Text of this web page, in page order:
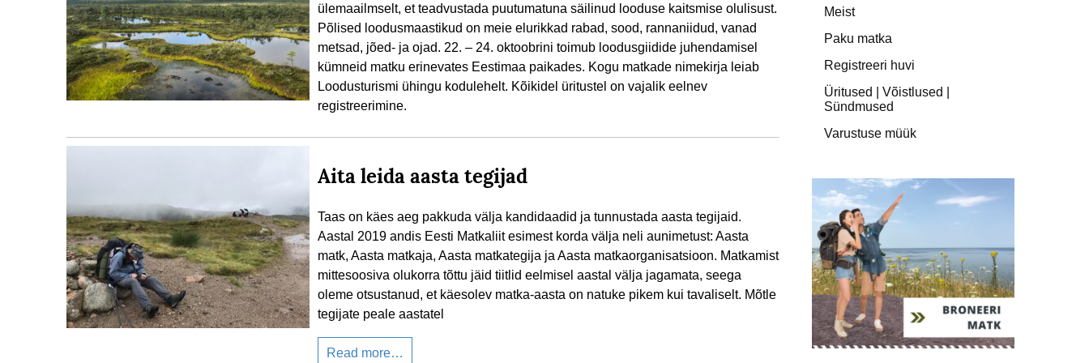
ülemaailmselt, et teadvustada puutumatuna säilinud looduse kaitsmise olulisust.
Põlised loodusmaastikud on meie elurikkad rabad, sood, rannaniidud, vanad
metsad, jõed- ja ojad. 22. – 24. oktoobrini toimub loodusgiidide juhendamisel
kümneid matku erinevates Eestimaa paikades. Kogu matkade nimekirja leiab
Loodusturismi ühingu kodulehelt. Kõikidel üritustel on vajalik eelnev
registreerimine.
Aita leida aasta tegijad
Taas on käes aeg pakkuda välja kandidaadid ja tunnustada aasta tegijaid.
Aastal 2019 andis Eesti Matkaliit esimest korda välja neli aunimetust: Aasta
matk, Aasta matkaja, Aasta matkategija ja Aasta matkaorganisatsioon. Matkamist
mittesoosiva olukorra tõttu jäid tiitlid eelmisel aastal välja jagamata, seega
oleme otsustanud, et käesolev matka-aasta on natuke pikem kui tavaliselt. Mõtle
tegijate peale aastatel
Read more…
Meist
Paku matka
Registreeri huvi
Üritused | Võistlused |
Sündmused
Varustuse müük